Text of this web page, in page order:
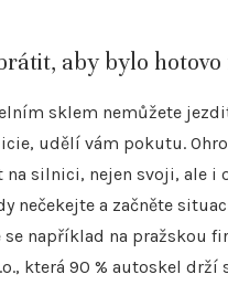
aby bylo
sklem nemůžete
udělí vám pokutu.
silnici, nejen svoji, ale i
nečekejte a začněte
se například na pražskou
která 90 % autoskel drží